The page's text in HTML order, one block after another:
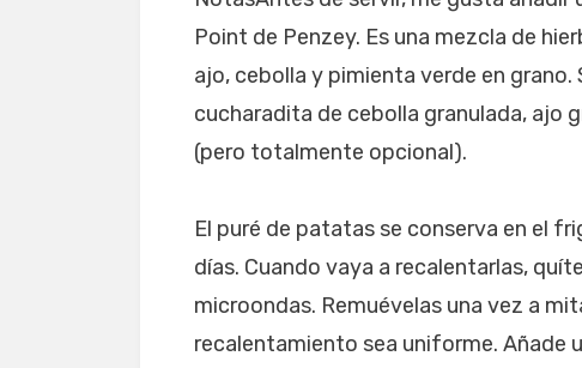
Point de Penzey. Es una mezcla de
ajo, cebolla y pimienta verde en
cucharadita de cebolla granulada, ajo
(pero totalmente opcional).
El puré de patatas se conserva en el
días. Cuando vaya a recalentarlas,
microondas. Remuévelas una vez a
recalentamiento sea uniforme. Añade